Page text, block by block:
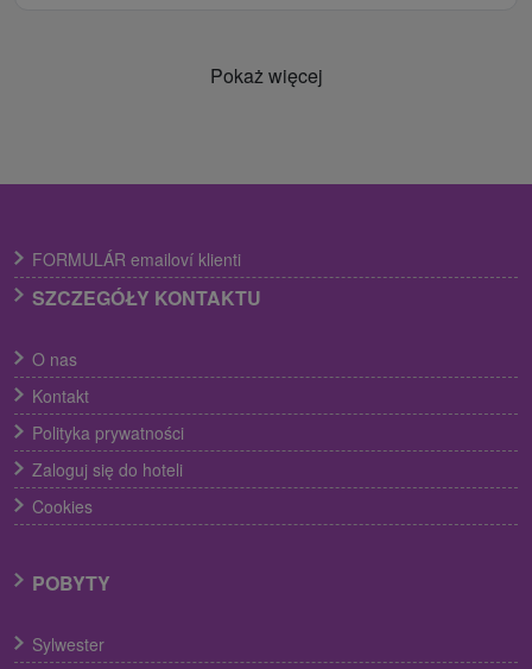
Pokaż więcej
FORMULÁR emailoví klienti
SZCZEGÓŁY KONTAKTU
O nas
Kontakt
Polityka prywatności
Zaloguj się do hoteli
Cookies
POBYTY
Sylwester